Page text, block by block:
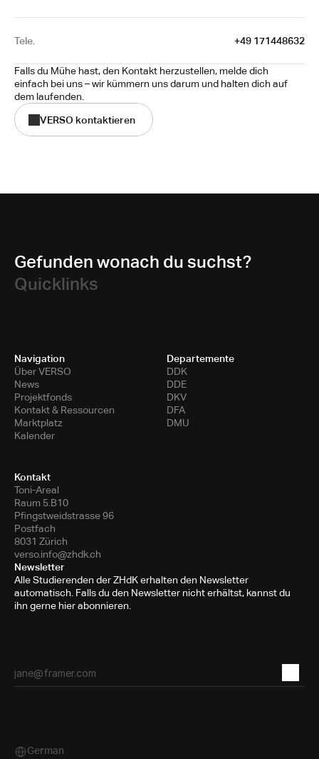
Tele. +49 171448632
Falls du Mühe hast, den Kontakt herzustellen, melde dich
einfach bei uns – wir kümmern uns darum und halten dich auf
dem laufenden.
VERSO kontaktieren
Gefunden wonach du suchst?
Quicklinks
Navigation
Über VERSO
News
Projektfonds
Kontakt & Ressourcen
Marktplatz
Kalender
Departemente
DDK
DDE
DKV
DFA
DMU
Kontakt
Toni-Areal
Raum 5.B10
Pfingstweidstrasse 96
Postfach
8031 Zürich
verso.info@zhdk.ch
Newsletter
Alle Studierenden der ZHdK erhalten den Newsletter
automatisch. Falls du den Newsletter nicht erhältst, kannst du
ihn gerne hier abonnieren.
Select Language
German